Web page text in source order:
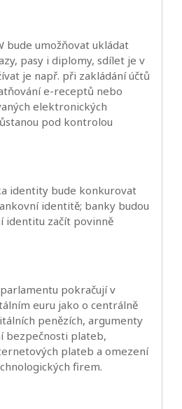
bude umožňovat ukládat
pasy i diplomy, sdílet je v
je např. při zakládání účtů
e-receptů nebo
elektronických
pod kontrolou
identity bude konkurovat
identitě; banky budou
identitu začít povinně
pokračují v
euru jako o centrálně
penězích, argumenty
bezpečnosti plateb,
plateb a omezení
firem.